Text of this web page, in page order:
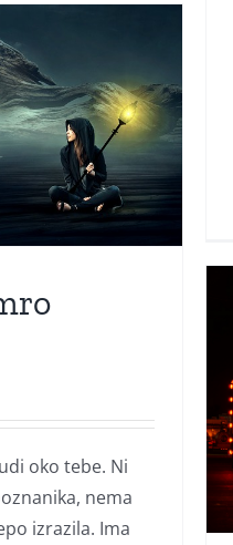
oko tebe. Ni
nema
izrazila. Ima